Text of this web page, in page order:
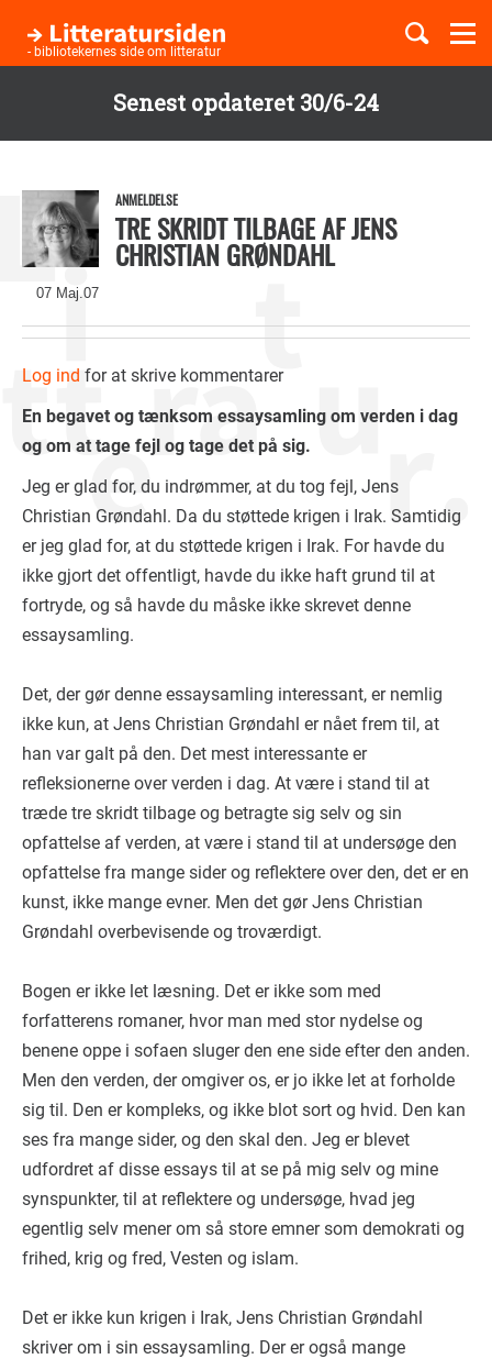
Senest opdateret 30/6-24
hovedindhold
- bibliotekernes side om litteratur
Børnebøger
07 Maj.07
ANMELDELSE
TRE SKRIDT TILBAGE AF JENS
CHRISTIAN GRØNDAHL
Log ind for at skrive kommentarer
En begavet og tænksom essaysamling om verden i dag
og om at tage fejl og tage det på sig.
Jeg er glad for, du indrømmer, at du tog fejl, Jens
Christian Grøndahl. Da du støttede krigen i Irak. Samtidig
er jeg glad for, at du støttede krigen i Irak. For havde du
ikke gjort det offentligt, havde du ikke haft grund til at
fortryde, og så havde du måske ikke skrevet denne
essaysamling.
Det, der gør denne essaysamling interessant, er nemlig
ikke kun, at Jens Christian Grøndahl er nået frem til, at
han var galt på den. Det mest interessante er
refleksionerne over verden i dag. At være i stand til at
træde tre skridt tilbage og betragte sig selv og sin
opfattelse af verden, at være i stand til at undersøge den
opfattelse fra mange sider og reflektere over den, det er en
kunst, ikke mange evner. Men det gør Jens Christian
Grøndahl overbevisende og troværdigt.
Bogen er ikke let læsning. Det er ikke som med
forfatterens romaner, hvor man med stor nydelse og
benene oppe i sofaen sluger den ene side efter den anden.
Men den verden, der omgiver os, er jo ikke let at forholde
sig til. Den er kompleks, og ikke blot sort og hvid. Den kan
ses fra mange sider, og den skal den. Jeg er blevet
udfordret af disse essays til at se på mig selv og mine
synspunkter, til at reflektere og undersøge, hvad jeg
egentlig selv mener om så store emner som demokrati og
frihed, krig og fred, Vesten og islam.
Det er ikke kun krigen i Irak, Jens Christian Grøndahl
skriver om i sin essaysamling. Der er også mange